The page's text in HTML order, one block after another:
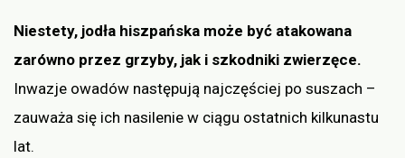
Niestety, jodła hiszpańska może być atakowana
zarówno przez grzyby, jak i szkodniki zwierzęce.
Inwazje owadów następują najczęściej po suszach –
zauważa się ich nasilenie w ciągu ostatnich kilkunastu
lat.